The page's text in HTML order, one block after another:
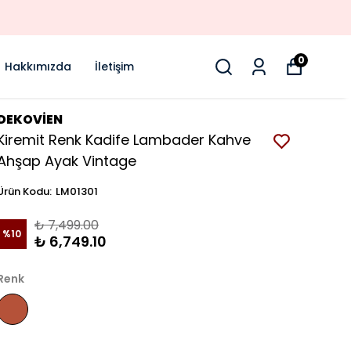
Hakkımızda İletişim 0
Renk Kadife Lambader Kahve
Ayak Vintage
Kodu: LM01301
%10 ₺ 7,499.00
₺ 6,749.10